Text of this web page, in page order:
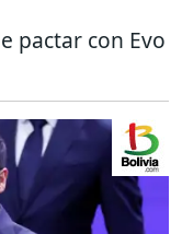
pactar con Evo